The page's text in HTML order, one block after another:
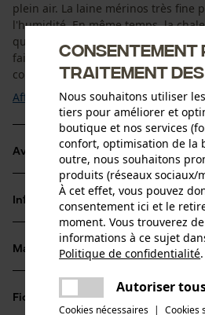
plein air. La laine mérinos très fine
l'humidité. En même temps, la
qui évite d'avoir froid. La fermeture
faire circuler plus d'air si besoin et
coutures sont ...
Afficher plus
Avantages du produit
Inodores en cas de forte
rapidement.
Le T-shirt en mérinos a un effet
Les sous-vêtements à
Informations sur le produit
Détails du produit
Type de manche
manches longues
Matériau & entretien
Matériau
Fiches techniques
Consentement
traitement des
Nous souhaitons utiliser
tiers pour améliorer et
boutique et nos services
confort, optimisation de la
outre, nous souhaitons
produits (réseaux sociaux/
À cet effet, vous pouvez
consentement ici et le
moment. Vous trouverez
informations à ce sujet
Politique de confidentialité.
Autoriser
Cookies nécessaires | Cookies
Une erreur s'est
essayer encore.
partager
partager